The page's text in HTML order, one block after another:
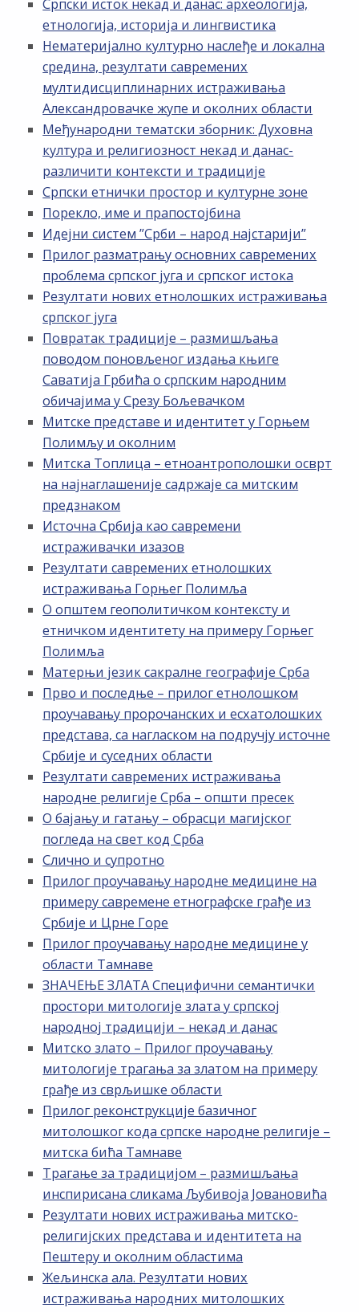
Српски исток некад и данас: археологија,
етнологија, историја и лингвистика
Нематеријално културно наслеђе и локална
средина, резултати савремених
мултидисциплинарних истраживања
Александровачке жупе и околних области
Међународни тематски зборник: Духовна
култура и религиозност некад и данас-
различити контексти и традиције
Српски етнички простор и културне зоне
Порекло, име и прапостојбина
Идејни систем ”Срби – народ најстарији”
Прилог разматрању основних савремених
проблема српског југа и српског истока
Резултати нових етнолошких истраживања
српског југа
Повратак традиције – размишљања
поводом поновљеног издања књиге
Саватија Грбића о српским народним
обичајима у Срезу Бољевачком
Митске представе и идентитет у Горњем
Полимљу и околним
Митска Топлица – етноантрополошки осврт
на најнаглашеније садржаје са митским
предзнаком
Источна Србија као савремени
истраживачки изазов
Резултати савремених етнолошких
истраживања Горњег Полимља
О општем геополитичком контексту и
етничком идентитету на примеру Горњег
Полимља
Матерњи језик сакралне географије Срба
Прво и последње – прилог етнолошком
проучавању пророчанских и есхатолошких
представа, са нагласком на подручју источне
Србије и суседних области
Резултати савремених истраживања
народне религије Срба – општи пресек
О бајању и гатању – обрасци магијског
погледа на свет код Срба
Слично и супротно
Прилог проучавању народне медицине на
примеру савремене етнографске грађе из
Србије и Црне Горе
Прилог проучавању народне медицине у
области Тамнаве
ЗНАЧЕЊЕ ЗЛАТА Специфични семантички
простори митологије злата у српској
народној традицији – некад и данас
Митско злато – Прилог проучавању
митологије трагања за златом на примеру
грађе из сврљишке области
Прилог реконструкције базичног
митолошког кода српске народне религије –
митска бића Тамнаве
Трагање за традицијом – размишљања
инспирисана сликама Љубивоја Јовановића
Резултати нових истраживања митско-
религијских представа и идентитета на
Пештеру и околним областима
Жељинска ала. Резултати нових
истраживања народних митолошких